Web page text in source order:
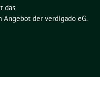
das
Angebot der verdigado eG.